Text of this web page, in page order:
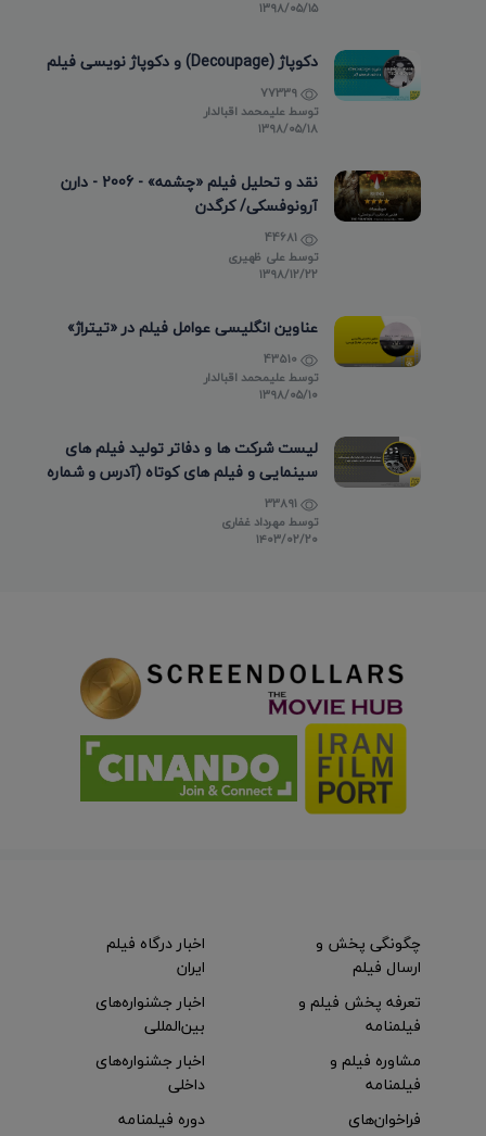
۱۳۹۸/۰۵/۱۵
دکوپاژ (Decoupage) و دکوپاژ نویسی فیلم
توسطعلیمحمد اقبالدار
۱۳۹۸/۰۵/۱۸
نقد و تحلیل فیلم «چشمه» - 2006 - دارن
آرونوفسکی/ کرگدن
توسطعلی ظهیری
۱۳۹۸/۱۲/۲۲
عناوین انگلیسی عوامل فیلم در «تیتراژ»
توسطعلیمحمد اقبالدار
۱۳۹۸/۰۵/۱۰
لیست شرکت ها و دفاتر تولید فیلم های
سینمایی و فیلم های کوتاه (آدرس و شماره
تماس)
توسط مهرداد غفاری
۱۴۰۳/۰۲/۲۰
چگونگی پخش و
ارسال فیلم
تعرفه پخش فیلم و
فیلمنامه
مشاوره فیلم و
فیلمنامه
اخبار درگاه فیلم
ایران
اخبار جشنواره‌های
بین‌المللی
اخبار جشنواره‌های
داخلی
فراخوان‌های
دوره فیلمنامه